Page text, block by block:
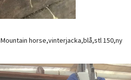
Mountain horse,vinterjacka,blå,stl 150,ny